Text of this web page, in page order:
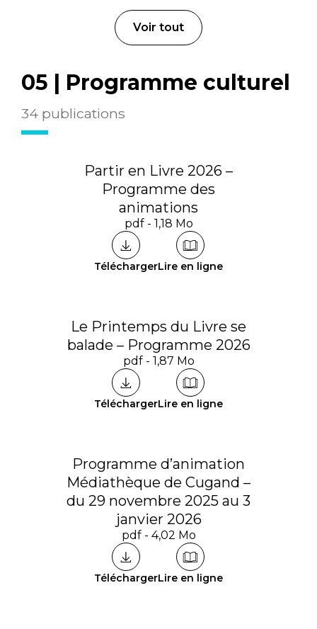
Voir tout
05 | Programme culturel
34 publications
Partir en Livre 2026 –
Programme des
animations
pdf - 1,18 Mo
TéléchargerLire en ligne
Le Printemps du Livre se
balade – Programme 2026
pdf - 1,87 Mo
TéléchargerLire en ligne
Programme d’animation
Médiathèque de Cugand –
du 29 novembre 2025 au 3
janvier 2026
pdf - 4,02 Mo
TéléchargerLire en ligne